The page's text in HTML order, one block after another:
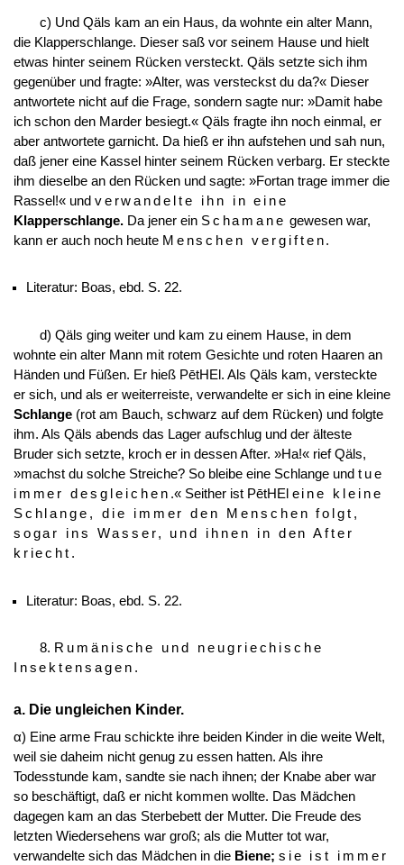
c) Und Qäls kam an ein Haus, da wohnte ein alter Mann,
die Klapperschlange. Dieser saß vor seinem Hause und hielt
etwas hinter seinem Rücken versteckt. Qäls setzte sich ihm
gegenüber und fragte: »Alter, was versteckst du da?« Dieser
antwortete nicht auf die Frage, sondern sagte nur: »Damit habe
ich schon den Marder besiegt.« Qäls fragte ihn noch einmal, er
aber antwortete garnicht. Da hieß er ihn aufstehen und sah nun,
daß jener eine Kassel hinter seinem Rücken verbarg. Er steckte
ihm dieselbe an den Rücken und sagte: »Fortan trage immer die
Rassel!« und verwandelte ihn in eine
Klapperschlange.Da jener ein Schamane gewesen war,
kann er auch noch heute Menschen vergiften.
Literatur: Boas, ebd. S. 22.
d) Qäls ging weiter und kam zu einem Hause, in dem
wohnte ein alter Mann mit rotem Gesichte und roten Haaren an
Händen und Füßen. Er hieß PētHEl. Als Qäls kam, versteckte
er sich, und als er weiterreiste, verwandelte er sich in eine kleine
Schlange(rot am Bauch, schwarz auf dem Rücken) und folgte
ihm. Als Qäls abends das Lager aufschlug und der älteste
Bruder sich setzte, kroch er in dessen After. »Ha!« rief Qäls,
»machst du solche Streiche? So bleibe eine Schlange und tue
immer desgleichen .« Seither ist PētHEl eine kleine
Schlange, die immer den Menschen folgt,
sogar ins Wasser, und ihnen in den After
kriecht .
Literatur: Boas, ebd. S. 22.
8. Rumänische und neugriechische
Insektensagen .
a. Die ungleichen Kinder.
α) Eine arme Frau schickte ihre beiden Kinder in die weite Welt,
weil sie daheim nicht genug zu essen hatten. Als ihre
Todesstunde kam, sandte sie nach ihnen; der Knabe aber war
so beschäftigt, daß er nicht kommen wollte. Das Mädchen
dagegen kam an das Sterbebett der Mutter. Die Freude des
letzten Wiedersehens war groß; als die Mutter tot war,
verwandelte sich das Mädchen in die Biene; sie ist immer